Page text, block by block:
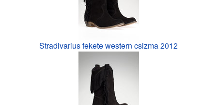
Stradivarius fekete western csizma 2012